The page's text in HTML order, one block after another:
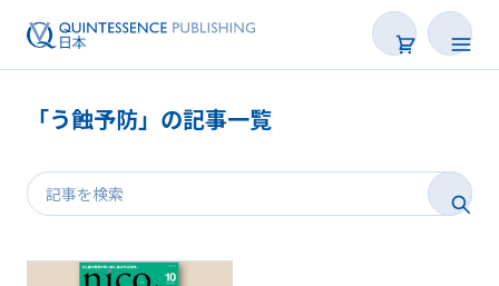
連載
「う蝕予防」の記事一覧